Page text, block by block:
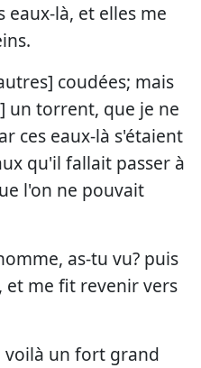
eaux-là, et elles me
coudées; mais
un torrent, que je ne
ces eaux-là s'étaient
qu'il fallait passer à
l'on ne pouvait
as-tu vu? puis
me fit revenir vers
voilà un fort grand